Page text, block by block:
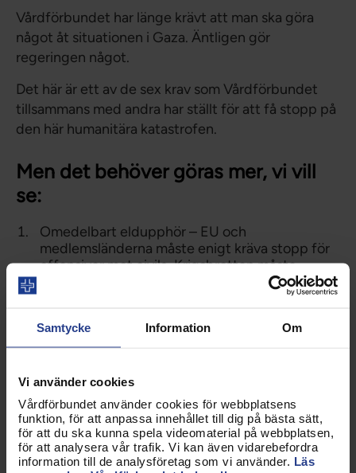
Samtycke Information Om
Vi använder cookies
Vårdförbundet använder cookies för webbplatsens
funktion, för att anpassa innehållet till dig på bästa sätt,
för att du ska kunna spela videomaterial på webbplatsen,
för att analysera vår trafik. Vi kan även vidarebefordra
information till de analysföretag som vi använder. Läs
Vårdförbundet har länge krävt att man ska göra
något åt situationen i Gaza. Äntligen gör
regeringen något.
Det här är ett av de sex krav som Vårdförbundet
tillsammans med andra har ställt för att få stopp på
den här humanitära katastrofen.
Men det behöver göras mer, vi vill
se:
Omedelbart eldupphör – EU och
medlemsländerna måste enigt kräva stopp för
offensiver mot civila. Krigsbrotten måste
Skyddad passage för humanitär personal – med
når fram.
Säkerställ att hälso- och sjukvårdens
internationella konventioner och att de skyddas
under sitt arbete.
Återuppta UNRWA-stödet – och säkerställa att
humanitära hjälpinsatser når de mest utsatta.
Pausa alla samarbetsavtal mellan EU och Israel
– tills humanitär rätt och